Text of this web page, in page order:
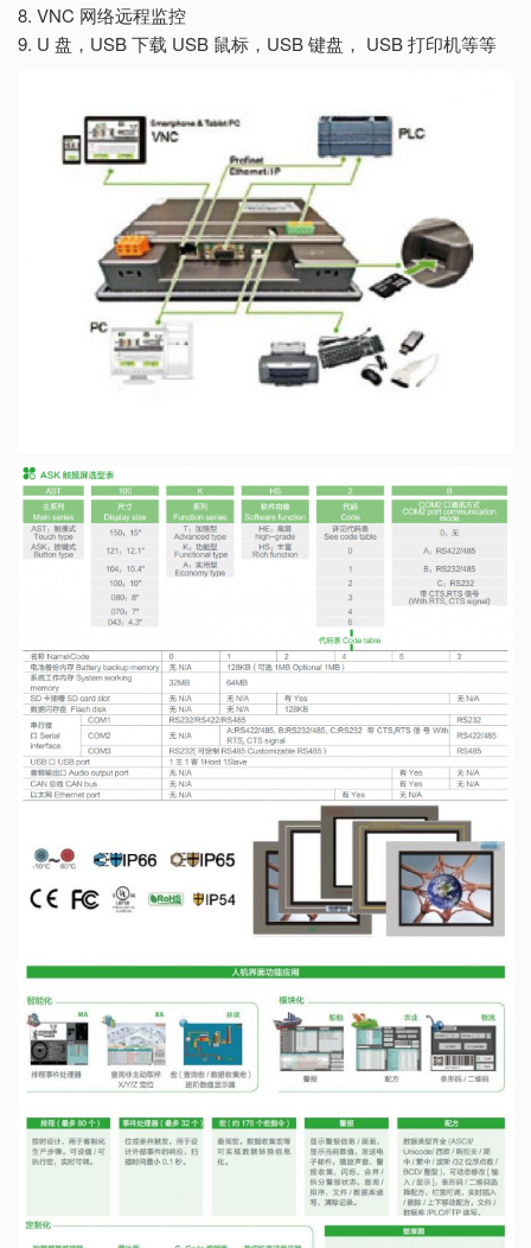
8. VNC 网络远程监控
9. U 盘，USB 下载 USB 鼠标，USB 键盘， USB 打印机等等